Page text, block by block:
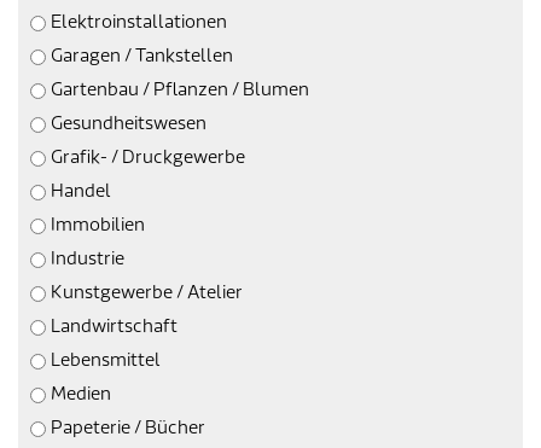
Elektroinstallationen
Garagen / Tankstellen
Gartenbau / Pflanzen / Blumen
Gesundheitswesen
Grafik- / Druckgewerbe
Handel
Immobilien
Industrie
Kunstgewerbe / Atelier
Landwirtschaft
Lebensmittel
Medien
Papeterie / Bücher
Verkehr & Mobilität
Sicherheit
Über Lengnau
Wirtschaft
Offene Stellen
Schnupperlehre / Lehrstelle
Gemeindenetzwerke